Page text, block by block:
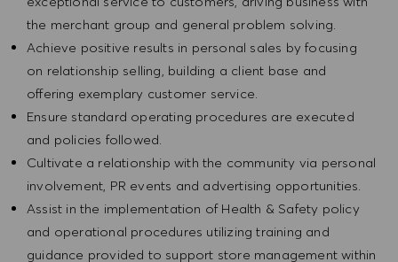
the merchant group and general problem solving.
Achieve positive results in personal sales by focusing
on relationship selling, building a client base and
offering exemplary customer service.
Ensure standard operating procedures are executed
and policies followed.
Cultivate a relationship with the community via personal
involvement, PR events and advertising opportunities.
Assist in the implementation of Health & Safety policy
and operational procedures utilizing training and
guidance provided to support store management within